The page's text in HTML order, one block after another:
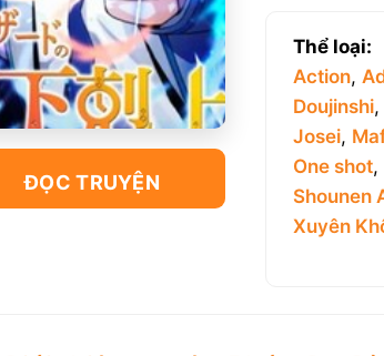
ĐỌC TRUYỆN
Thể loại:
Action,
Doujinshi,
Josei,
One shot,
Shounen
Xuyên